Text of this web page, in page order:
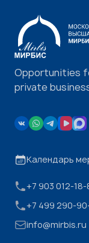
Opportunities
private
Календарь
+7 903 012-18-
+7 499 290-
info@mirbis.ru